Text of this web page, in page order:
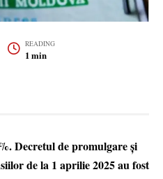
READING
1 min
Decretul de promulgare și
de la 1 aprilie 2025 au fost